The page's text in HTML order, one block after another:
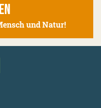
und Natur!
oben scrollen